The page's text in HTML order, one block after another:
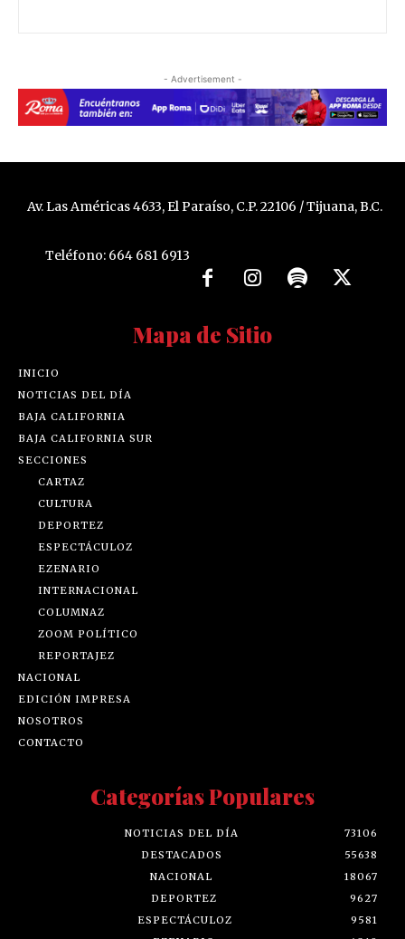
- Advertisement -
Av. Las Américas 4633, El Paraíso, C.P. 22106 / Tijuana, B.C.
Teléfono: 664 681 6913
Mapa de Sitio
INICIO
NOTICIAS DEL DÍA
BAJA CALIFORNIA
BAJA CALIFORNIA SUR
SECCIONES
CARTAZ
CULTURA
DEPORTEZ
ESPECTÁCULOZ
EZENARIO
INTERNACIONAL
COLUMNAZ
ZOOM POLÍTICO
REPORTAJEZ
NACIONAL
EDICIÓN IMPRESA
NOSOTROS
CONTACTO
Categorías Populares
NOTICIAS DEL DÍA
73106
DESTACADOS
55638
NACIONAL
18067
DEPORTEZ
9627
ESPECTÁCULOZ
9581